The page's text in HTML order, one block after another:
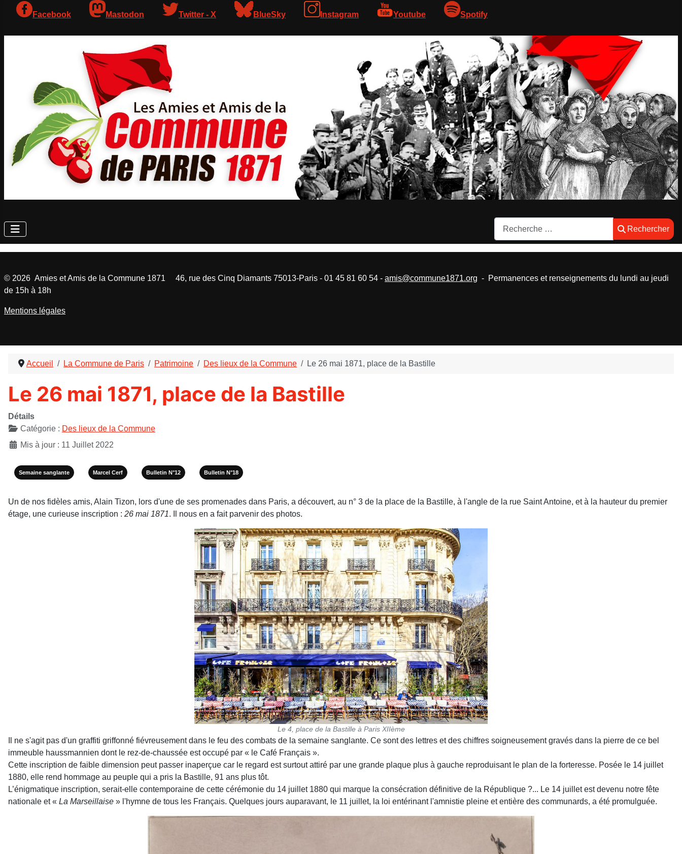
Facebook Mastodon Twitter - X BlueSky Instagram Youtube Spotify
Rechercher
Rechercher
Accueil La Commune de Paris Patrimoine Des lieux de la Commune Le 26 mai 1871, place de la Bastille
Le 26 mai 1871, place de la Bastille
Détails
Catégorie : Des lieux de la Commune
Mis à jour : 11 Juillet 2022
Semaine sanglante Marcel Cerf Bulletin N°12 Bulletin N°18
Un de nos fidèles amis, Alain Tizon, lors d'une de ses promenades dans Paris, a découvert, au n° 3 de la place de la Bastille, à l'angle de la rue Saint Antoine, et à la hauteur du premier
étage, une curieuse inscription : 26 mai 1871. Il nous en a fait parvenir des photos.
Le 4, place de la Bastille à Paris XIIème
Il ne s'agit pas d'un graffiti griffonné fiévreusement dans le feu des combats de la semaine sanglante. Ce sont des lettres et des chiffres soigneusement gravés dans la pierre de ce bel
immeuble haussmannien dont le rez-de-chaussée est occupé par « le Café Français ».
Cette inscription de faible dimension peut passer inaperçue car le regard est surtout attiré par une grande plaque plus à gauche reproduisant le plan de la forteresse. Posée le 14 juillet
1880, elle rend hommage au peuple qui a pris la Bastille, 91 ans plus tôt.
L’énigmatique inscription, serait-elle contemporaine de cette cérémonie du 14 juillet 1880 qui marque la consécration définitive de la République ?... Le 14 juillet est devenu notre fête
nationale et « La Marseillaise » l'hymne de tous les Français. Quelques jours auparavant, le 11 juillet, la loi entérinant l'amnistie pleine et entière des communards, a été promulguée.
© 2026 Amies et Amis de la Commune 1871 46, rue des Cinq Diamants 75013-Paris - 01 45 81 60 54 - amis@commune1871.org - Permanences et renseignements du lundi au jeudi
de 15h à 18h
Mentions légales